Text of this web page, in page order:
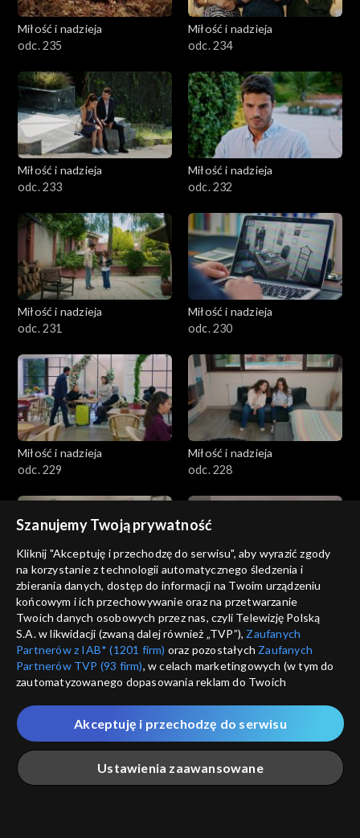
Miłość i nadzieja
odc. 235
Miłość i nadzieja
odc. 234
Miłość i nadzieja
odc. 233
Miłość i nadzieja
odc. 232
Miłość i nadzieja
odc. 231
Miłość i nadzieja
odc. 230
Miłość i nadzieja
odc. 229
Miłość i nadzieja
odc. 228
Miłość i nadzieja
odc. 227
Miłość i nadzieja
odc. 226
Miłość i nadzieja
odc. 225
Miłość i nadzieja
odc. 224
Szanujemy Twoją prywatność
Kliknij "Akceptuję i przechodzę do serwisu", aby wyrazić zgody
na korzystanie z technologii automatycznego śledzenia i
zbierania danych, dostęp do informacji na Twoim urządzeniu
końcowym i ich przechowywanie oraz na przetwarzanie
Twoich danych osobowych przez nas, czyli Telewizję Polską
S.A. w likwidacji (zwaną dalej również „TVP”), Zaufanych
Partnerów z IAB* (1201 firm) oraz pozostałych Zaufanych
Partnerów TVP (93 firm), w celach marketingowych (w tym do
zautomatyzowanego dopasowania reklam do Twoich
które wskazujemy poniżej, a także zgody na udostępnianie
przez nas identyfikatora PPID do Google.
Twoje dane osobowe zbierane podczas odwiedzania przez
Ciebie naszych
poszczególnych serwisówzwanych dalej
„Portalem”, w tym informacje zapisywane za pomocą
Ustawienia zaawansowane
Akceptuję i przechodzę do serwisu